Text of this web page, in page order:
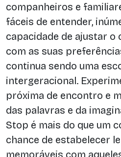
companheiros e
fáceis de entender,
capacidade de ajustar o
com as suas
continua sendo uma
intergeracional.
próxima de encontro e
das palavras e da
Stop é mais do que um
chance de estabelecer
memoráveis com